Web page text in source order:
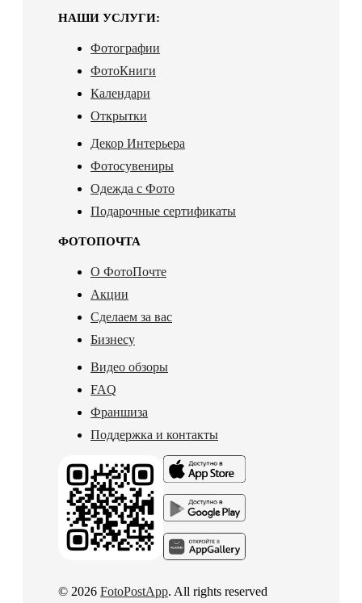
НАШИ УСЛУГИ:
Фотографии
ФотоКниги
Календари
Открытки
Декор Интерьера
Фотосувениры
Одежда с Фото
Подарочные сертификаты
ФОТОПОЧТА
О ФотоПочте
Акции
Сделаем за вас
Бизнесу
Видео обзоры
FAQ
Франшиза
Поддержка и контакты
© 2026 FotoPostApp. All rights reserved